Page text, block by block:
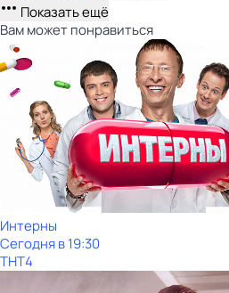
Показать ещё
Вам может понравиться
Интерны
Сегодня в 19:30
ТНТ4